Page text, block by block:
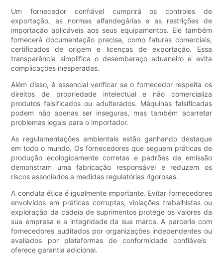
Um fornecedor confiável cumprirá os controles de
exportação, as normas alfandegárias e as restrições de
importação aplicáveis ​​aos seus equipamentos. Ele também
fornecerá documentação precisa, como faturas comerciais,
certificados de origem e licenças de exportação. Essa
transparência simplifica o desembaraço aduaneiro e evita
complicações inesperadas.
Além disso, é essencial verificar se o fornecedor respeita os
direitos de propriedade intelectual e não comercializa
produtos falsificados ou adulterados. Máquinas falsificadas
podem não apenas ser inseguras, mas também acarretar
problemas legais para o importador.
As regulamentações ambientais estão ganhando destaque
em todo o mundo. Os fornecedores que seguem práticas de
produção ecologicamente corretas e padrões de emissão
demonstram uma fabricação responsável e reduzem os
riscos associados a medidas regulatórias rigorosas.
A conduta ética é igualmente importante. Evitar fornecedores
envolvidos em práticas corruptas, violações trabalhistas ou
exploração da cadeia de suprimentos protege os valores da
sua empresa e a integridade da sua marca. A parceria com
fornecedores auditados por organizações independentes ou
avaliados por plataformas de conformidade confiáveis ​​
oferece garantia adicional.